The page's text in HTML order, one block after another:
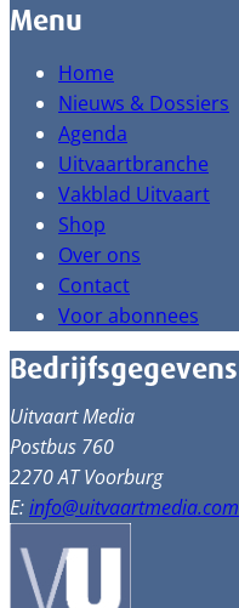
Menu
Home
Nieuws & Dossiers
Agenda
Uitvaartbranche
Vakblad Uitvaart
Shop
Over ons
Contact
Voor abonnees
Bedrijfsgegevens
Uitvaart Media
Postbus 760
2270 AT Voorburg
E:info@uitvaartmedia.com